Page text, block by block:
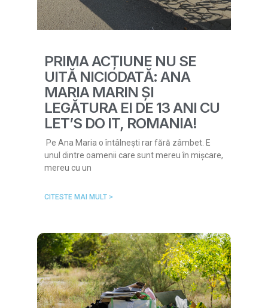
PRIMA ACȚIUNE NU SE
UITĂ NICIODATĂ: ANA
MARIA MARIN ȘI
LEGĂTURA EI DE 13 ANI CU
LET’S DO IT, ROMANIA!
Pe Ana Maria o întâlnești rar fără zâmbet. E
unul dintre oamenii care sunt mereu în mișcare,
mereu cu un
CITESTE MAI MULT >